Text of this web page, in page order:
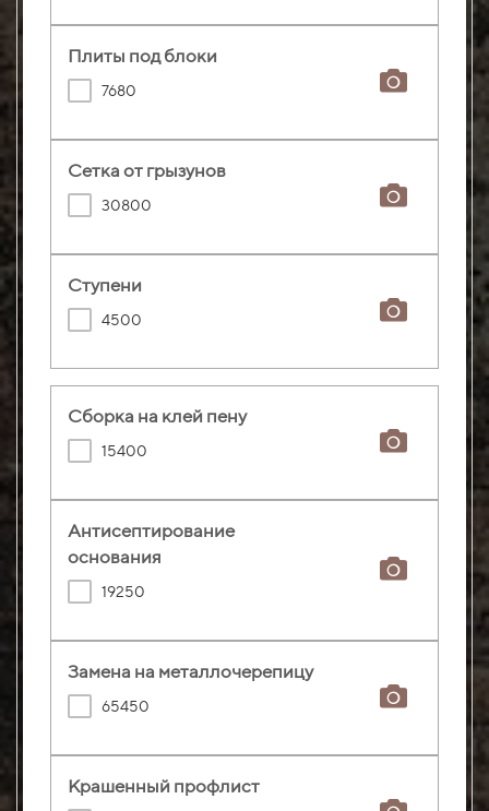
Плиты под блоки
7680
Сетка от грызунов
30800
Ступени
4500
Сборка на клей пену
15400
Антисептирование
основания
19250
Замена на металлочерепицу
65450
Крашенный профлист